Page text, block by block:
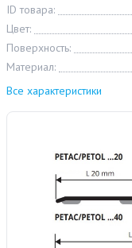
ID товара:
Цвет:
Поверхность:
Материал:
Все характеристики